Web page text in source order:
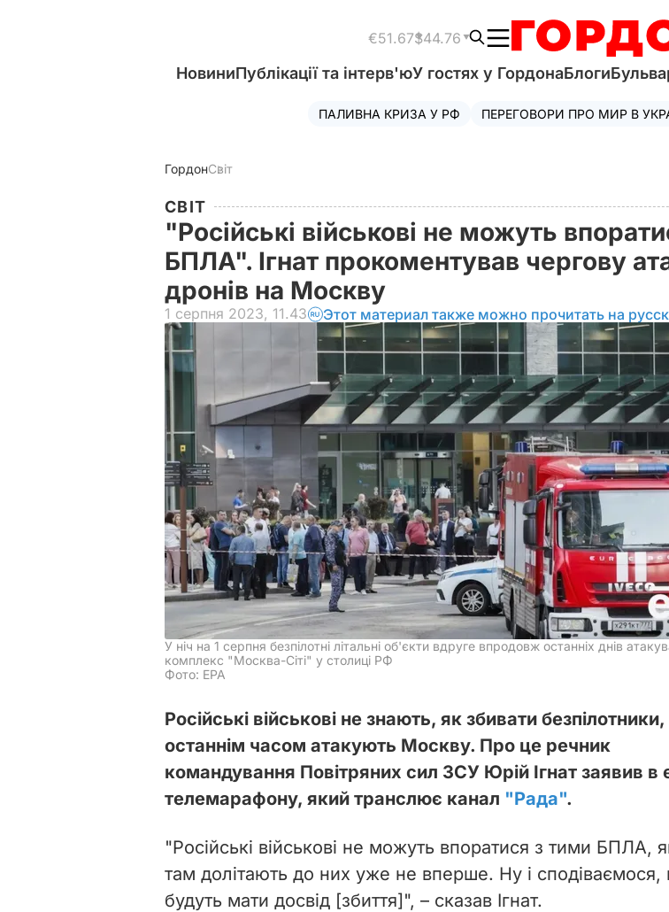
€51.67$44.76
НовиниПублікації та інтерв'юУ гостях у ГордонаБлоги
ПАЛИВНА КРИЗА У РФ ПЕРЕГОВОРИ ПРО МИР В
ГордонСвіт
СВІТ
"Російські військові не можуть
БПЛА". Ігнат прокоментував чергову
дронів на Москву
1 серпня 2023, 11.43 Этот материал также можно прочитать на
У ніч на 1 серпня безпілотні літальні об'єкти вдруге впродовж останніх днів
комплекс "Москва-Сіті" у столиці РФ
Фото: ЕРА
Російські військові не знають, як збивати безпілотники,
останнім часом атакують Москву. Про це речник
командування Повітряних сил ЗСУ Юрій Ігнат заявив в
телемарафону, який транслює канал "Рада".
"Російські військові не можуть впоратися з тими БПЛА,
там долітають до них уже не вперше. Ну і
будуть мати досвід [збиття]", – сказав Ігнат.